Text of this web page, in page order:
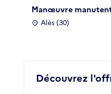
Manœuvre
Alès (30)
Découvrez